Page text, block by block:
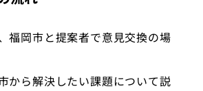
福岡市と提案者で意見交換の場
から解決したい課題について説